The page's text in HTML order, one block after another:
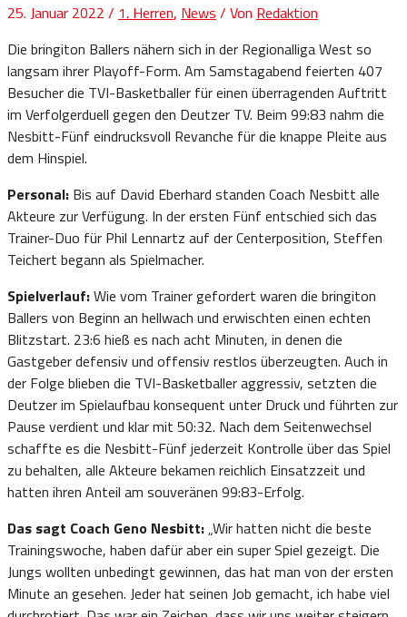
25. Januar 2022 / 1. Herren, News / Von Redaktion
Die bringiton Ballers nähern sich in der Regionalliga West so
langsam ihrer Playoff-Form. Am Samstagabend feierten 407
Besucher die TVI-Basketballer für einen überragenden Auftritt
im Verfolgerduell gegen den Deutzer TV. Beim 99:83 nahm die
Nesbitt-Fünf eindrucksvoll Revanche für die knappe Pleite aus
dem Hinspiel.
Personal: Bis auf David Eberhard standen Coach Nesbitt alle
Akteure zur Verfügung. In der ersten Fünf entschied sich das
Trainer-Duo für Phil Lennartz auf der Centerposition, Steffen
Teichert begann als Spielmacher.
Spielverlauf:Wie vom Trainer gefordert waren die bringiton
Ballers von Beginn an hellwach und erwischten einen echten
Blitzstart. 23:6 hieß es nach acht Minuten, in denen die
Gastgeber defensiv und offensiv restlos überzeugten. Auch in
der Folge blieben die TVI-Basketballer aggressiv, setzten die
Deutzer im Spielaufbau konsequent unter Druck und führten zur
Pause verdient und klar mit 50:32. Nach dem Seitenwechsel
schaffte es die Nesbitt-Fünf jederzeit Kontrolle über das Spiel
zu behalten, alle Akteure bekamen reichlich Einsatzzeit und
hatten ihren Anteil am souveränen 99:83-Erfolg.
Das sagt Coach Geno Nesbitt: „Wir hatten nicht die beste
Trainingswoche, haben dafür aber ein super Spiel gezeigt. Die
Jungs wollten unbedingt gewinnen, das hat man von der ersten
Minute an gesehen. Jeder hat seinen Job gemacht, ich habe viel